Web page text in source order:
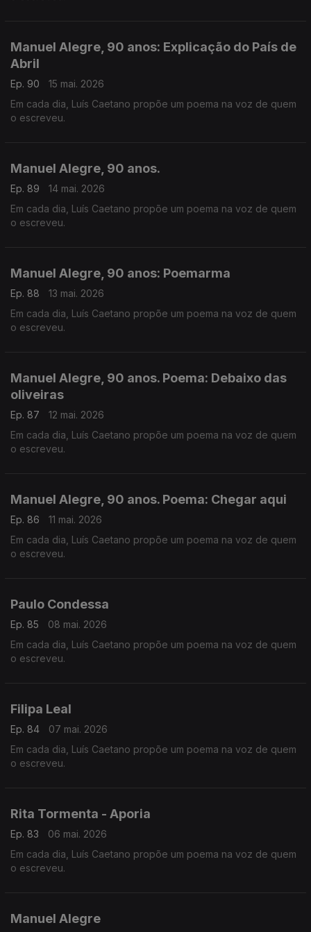
Manuel Alegre, 90 anos: Explicação do País de
Abril
Ep. 90
15 mai. 2026
Em cada dia, Luís Caetano propõe um poema na voz de quem
o escreveu.
Manuel Alegre, 90 anos.
Ep. 89
14 mai. 2026
Em cada dia, Luís Caetano propõe um poema na voz de quem
o escreveu.
Manuel Alegre, 90 anos: Poemarma
Ep. 88
13 mai. 2026
Em cada dia, Luís Caetano propõe um poema na voz de quem
o escreveu.
Manuel Alegre, 90 anos. Poema: Debaixo das
oliveiras
Ep. 87
12 mai. 2026
Em cada dia, Luís Caetano propõe um poema na voz de quem
o escreveu.
Manuel Alegre, 90 anos. Poema: Chegar aqui
Ep. 86
11 mai. 2026
Em cada dia, Luís Caetano propõe um poema na voz de quem
o escreveu.
Paulo Condessa
Ep. 85
08 mai. 2026
Em cada dia, Luís Caetano propõe um poema na voz de quem
o escreveu.
Filipa Leal
Ep. 84
07 mai. 2026
Em cada dia, Luís Caetano propõe um poema na voz de quem
o escreveu.
Rita Tormenta - Aporia
Ep. 83
06 mai. 2026
Em cada dia, Luís Caetano propõe um poema na voz de quem
o escreveu.
Manuel Alegre